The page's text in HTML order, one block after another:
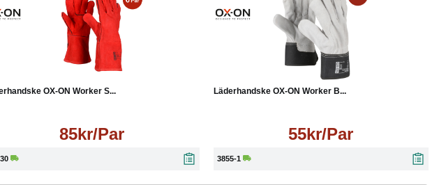
OX-ON Worker S...
85kr/Par
Läs mer
Läderhandske OX-ON Worker B...
55kr/Par
3855-1
Läs mer